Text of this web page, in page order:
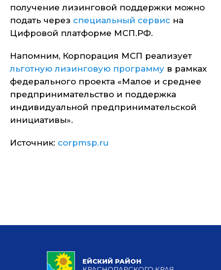
получение лизинговой поддержки можно
подать через специальный сервис на
Цифровой платформе МСП.РФ.
Напомним, Корпорация МСП реализует
льготную лизинговую программу в рамках
федерального проекта «Малое и среднее
предпринимательство и поддержка
индивидуальной предпринимательской
инициативы».
Источник: corpmsp.ru
ЕЙСКИЙ РАЙОН